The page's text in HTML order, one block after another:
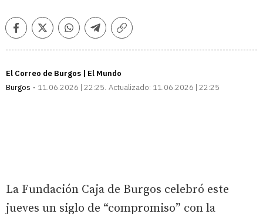
FacebookTwitterWhatsappTelegramCopiar
El Correo de Burgos | El Mundo
Burgos
11.06.2026 | 22:25 Actualizado: 11.06.2026 | 22:25
La Fundación Caja de Burgos celebró este
jueves un siglo de “compromiso” con la